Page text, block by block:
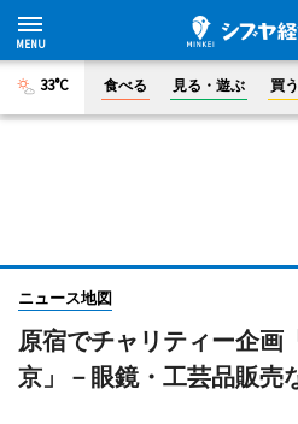
33°C 食べる 見る・遊ぶ 買う
ニュース地図
原宿でチャリティー企画
京」－眼鏡・工芸品販売